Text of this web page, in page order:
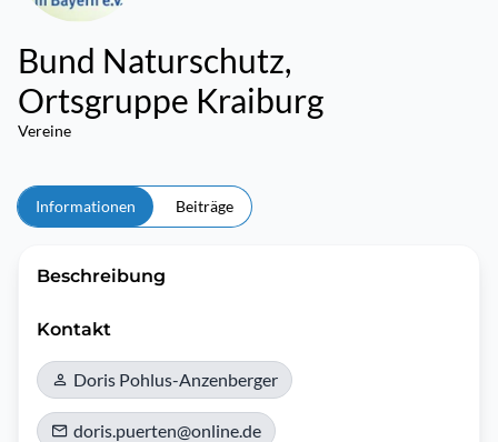
Bund Naturschutz,
Ortsgruppe Kraiburg
Vereine
Informationen Beiträge
Beschreibung
Kontakt
Doris Pohlus-Anzenberger
doris.puerten@online.de